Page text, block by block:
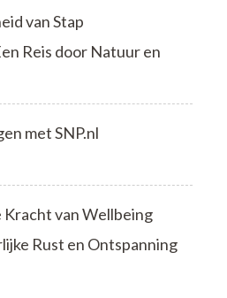
van Stap
Reis door Natuur en
met SNP.nl
van Wellbeing
Rust en Ontspanning